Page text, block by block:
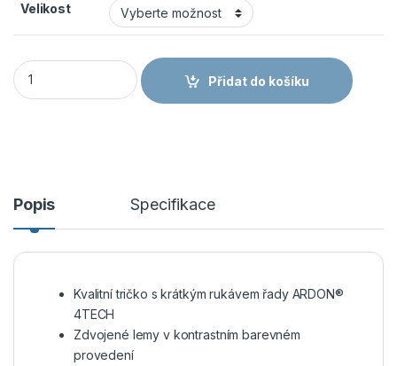
Velikost
ARDON 4TECH pánské tričko černá H9328 množství
Přidat do košíku
Popis Specifikace
Kvalitní tričko s krátkým rukávem řady ARDON®
4TECH
Zdvojené lemy v kontrastním barevném
provedení